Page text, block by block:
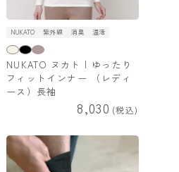
NUKATO 紫外線 消臭 温活
NUKATO ヌカト | ゆったり
フィットインナー （レディ
ース）長袖
8,030 税込